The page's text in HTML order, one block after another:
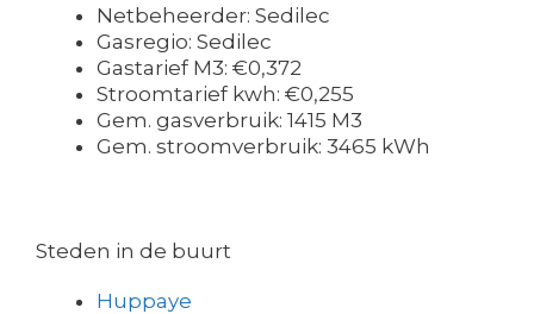
Netbeheerder: Sedilec
Gasregio: Sedilec
Gastarief M3: €0,372
Stroomtarief kwh: €0,255
Gem. gasverbruik: 1415 M3
Gem. stroomverbruik: 3465 kWh
Steden in de buurt
Huppaye